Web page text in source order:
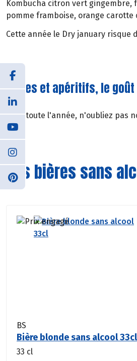
Kombucha citron vert gingembre,
pomme framboise, orange
Cette année le Dry january risque
Bières et apéritifs, le
Pour toute l'année, n'oubliez pas
Nos bières sans
BS
Bière blonde sans alcool 33cl
33 cl